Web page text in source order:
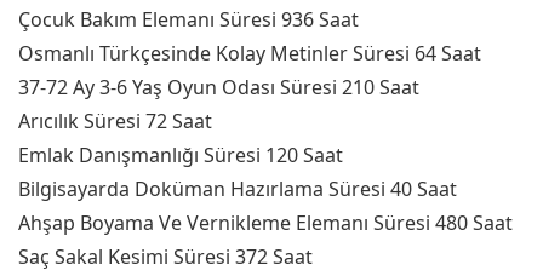
Çocuk Bakım Elemanı Süresi 936 Saat
Osmanlı Türkçesinde Kolay Metinler Süresi 64 Saat
37-72 Ay 3-6 Yaş Oyun Odası Süresi 210 Saat
Arıcılık Süresi 72 Saat
Emlak Danışmanlığı Süresi 120 Saat
Bilgisayarda Doküman Hazırlama Süresi 40 Saat
Ahşap Boyama Ve Vernikleme Elemanı Süresi 480 Saat
Saç Sakal Kesimi Süresi 372 Saat